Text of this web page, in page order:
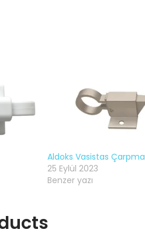
Aldoks Vasistas Çarpma
25 Eylül 2023
Benzer yazı